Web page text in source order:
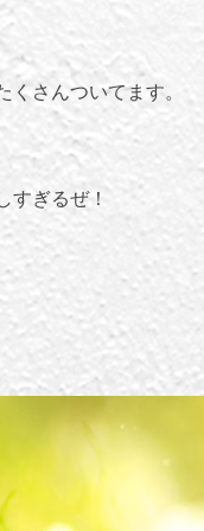
さんついてます。
すぎるぜ！